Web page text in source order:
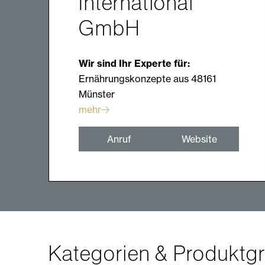
GmbH
Wir sind Ihr Experte für:
Ernährungskonzepte aus 48161
Münster
mehr
Anruf Website
Kategorien &